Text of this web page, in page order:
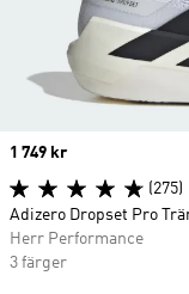
Price
1 749 kr
(275)
Adizero Dropset Pro
Herr Performance
3 färger